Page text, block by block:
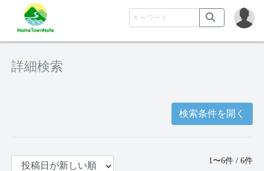
詳細検索
検索条件を開く
1〜6件 / 6件